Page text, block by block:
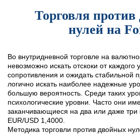
Торговля
нулей на
Во внутридневной торговле на
невозможно искать отскоки от
сопротивления и ожидать стабильной
логично искать наиболее надежные
большую вероятность. Среди таких
психологические уровни. Часто они
заканчивающиеся на два или даже
EUR/USD 1,4000.
Методика торговли против двойных